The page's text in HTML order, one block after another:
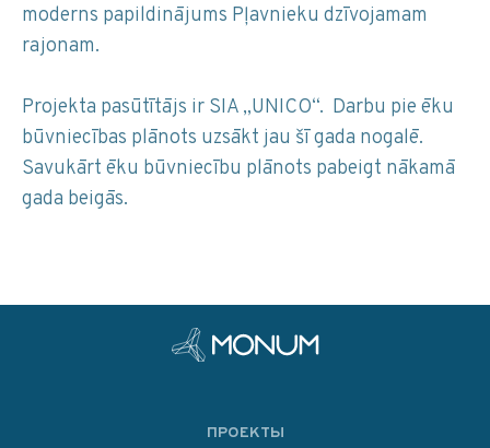
moderns papildinājums Pļavnieku dzīvojamam
rajonam.
Projekta pasūtītājs ir SIA „UNICO“. Darbu pie ēku
būvniecības plānots uzsākt jau šī gada nogalē.
Savukārt ēku būvniecību plānots pabeigt nākamā
gada beigās.
ПРОЕКТЫ